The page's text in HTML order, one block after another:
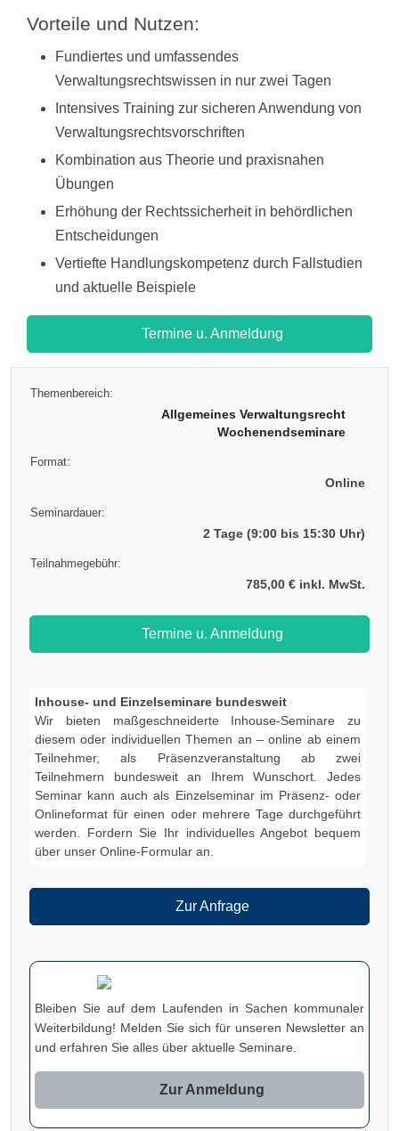
Vorteile und Nutzen:
Fundiertes und umfassendes
Verwaltungsrechtswissen in nur zwei Tagen
Intensives Training zur sicheren Anwendung von
Verwaltungsrechtsvorschriften
Kombination aus Theorie und praxisnahen
Übungen
Erhöhung der Rechtssicherheit in behördlichen
Entscheidungen
Vertiefte Handlungskompetenz durch Fallstudien
und aktuelle Beispiele
Termine u. Anmeldung
Themenbereich:
Allgemeines Verwaltungsrecht
Wochenendseminare
Format:
Online
Seminardauer:
2 Tage (9:00 bis 15:30 Uhr)
Teilnahmegebühr:
785,00 € inkl. MwSt.
Termine u. Anmeldung
Inhouse- und Einzelseminare bundesweit
Wir bieten maßgeschneiderte Inhouse-Seminare zu
diesem oder individuellen Themen an – online ab einem
Teilnehmer, als Präsenzveranstaltung ab zwei
Teilnehmern bundesweit an Ihrem Wunschort. Jedes
Seminar kann auch als Einzelseminar im Präsenz- oder
Onlineformat für einen oder mehrere Tage durchgeführt
werden. Fordern Sie Ihr individuelles Angebot bequem
über unser Online-Formular an.
Zur Anfrage
Bleiben Sie auf dem Laufenden in Sachen kommunaler
Weiterbildung! Melden Sie sich für unseren Newsletter an
und erfahren Sie alles über aktuelle Seminare.
Zur Anmeldung